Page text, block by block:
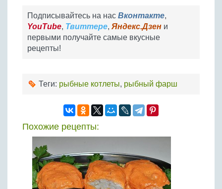
Подписывайтесь на нас Вконтакте,
YouTube, Твиттере, Яндекс.Дзен и
первыми получайте самые вкусные
рецепты!
Теги: рыбные котлеты, рыбный фарш
Похожие рецепты: